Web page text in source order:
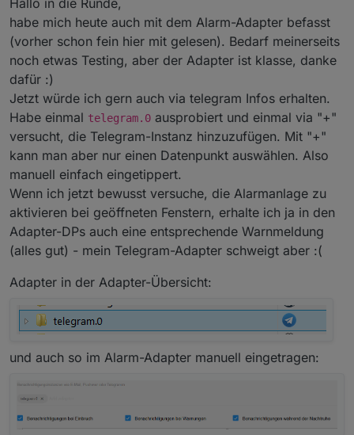
Hallo in die Runde,
habe mich heute auch mit dem Alarm-Adapter befasst
(vorher schon fein hier mit gelesen). Bedarf meinerseits
noch etwas Testing, aber der Adapter ist klasse, danke
dafür :)
Jetzt würde ich gern auch via telegram Infos erhalten.
Habe einmal telegram.0 ausprobiert und einmal via "+"
versucht, die Telegram-Instanz hinzuzufügen. Mit "+"
kann man aber nur einen Datenpunkt auswählen. Also
manuell einfach eingetippert.
Wenn ich jetzt bewusst versuche, die Alarmanlage zu
aktivieren bei geöffneten Fenstern, erhalte ich ja in den
Adapter-DPs auch eine entsprechende Warnmeldung
(alles gut) - mein Telegram-Adapter schweigt aber :(
Adapter in der Adapter-Übersicht:
und auch so im Alarm-Adapter manuell eingetragen: